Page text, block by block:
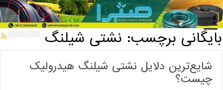
خانه / بایگانی برچسب: نشتی شیلنگ
بایگانی برچسب: نشتی شیلنگ
شایع‌ترین دلایل نشتی شیلنگ هیدرولیک
چیست؟